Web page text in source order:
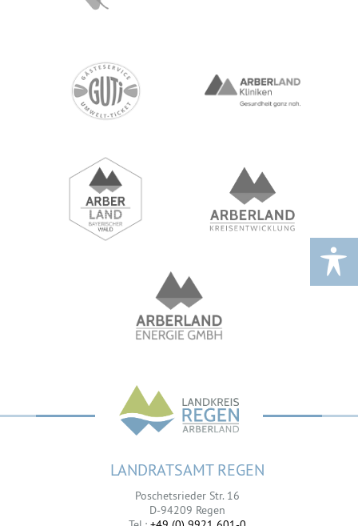
LANDRATSAMT REGEN
Poschetsrieder Str. 16
D-94209 Regen